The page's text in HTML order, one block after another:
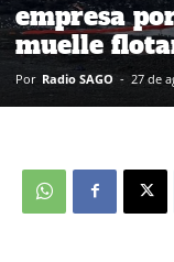
empresa
muelle
Por Radio SAGO - 27 de